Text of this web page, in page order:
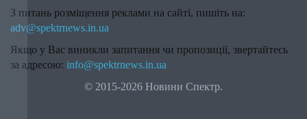
З питань розміщення реклами на сайті, пишіть на:
adv@spektrnews.in.ua
Якщо у Вас виникли запитання чи пропозиції, звертайтесь
за адресою: info@spektrnews.in.ua
© 2015-2026 Новини Спектр.